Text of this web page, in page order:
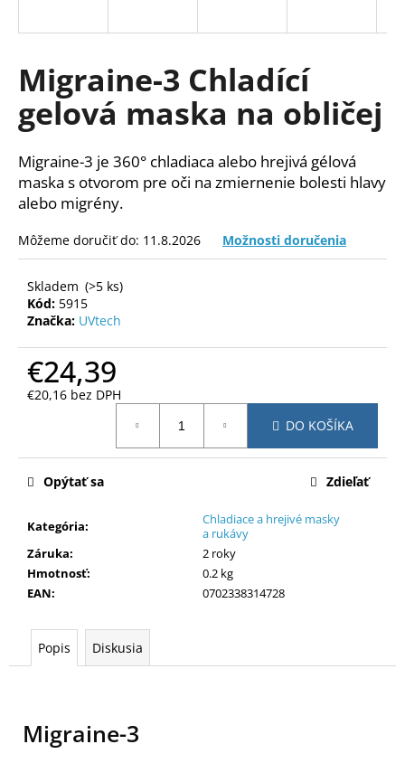
Migraine-3 Chladící
gelová maska na obličej
Migraine-3 je 360° chladiaca alebo hrejivá gélová
maska s otvorom pre oči na zmiernenie bolesti hlavy
alebo migrény.
Môžeme doručiť do: 11.8.2026 Možnosti doručenia
Skladem (>5 ks)
Kód: 5915
Značka: UVtech
€24,39
€20,16 bez DPH
DO KOŠÍKA
Kategória:
Chladiace a hrejivé masky
a rukávy
Záruka:
2 roky
Hmotnosť:
0.2 kg
EAN: 0702338314728
Opýtať sa Zdieľať
Popis Diskusia
Migraine-3
s
ť
?
HĽADAŤ
O
d
p
o
ú